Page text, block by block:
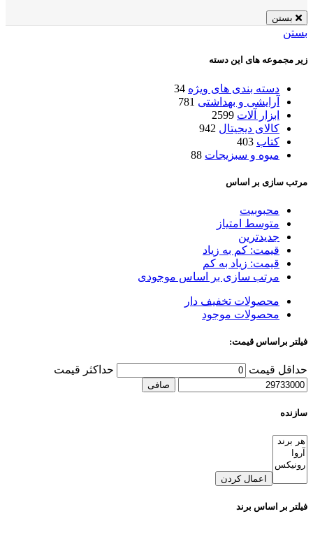
بستن
بستن
زیر مجموعه های این دسته
دسته بندی های ویژه 34
آرایشی و بهداشتی 781
ابزار آلات 2599
کالای دیجیتال 942
کتاب 403
میوه و سبزیجات 88
مرتب سازی بر اساس
محبوبیت
متوسط امتیاز
جدیدترین
قیمت: کم به زیاد
قیمت: زیاد به کم
مرتب سازی بر اساس موجودی
محصولات تخفیف دار
محصولات موجود
فیلتر براساس قیمت:
حداقل قیمت حداكثر قيمت
صافی
سازنده
اعمال کردن
فیلتر بر اساس برند